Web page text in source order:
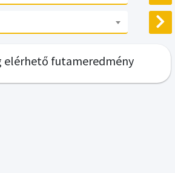
elérhető futameredmény